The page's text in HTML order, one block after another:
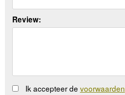
Review:
Ik accepteer de voorwaarden